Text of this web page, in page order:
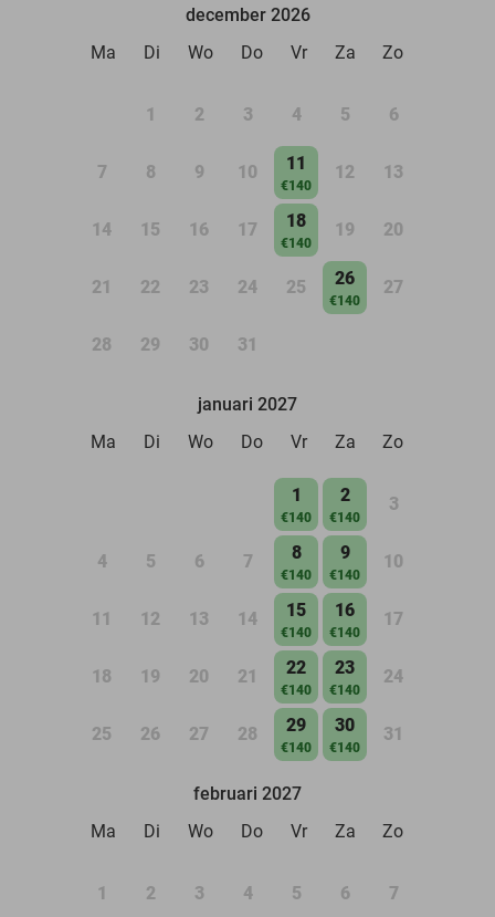
december 2026
Ma
Di Wo Do Vr Za Zo
1 2 3 4 5 6
7 8 9 10 11
€140
12 13
14 15 16 17 18
€140
19 20
21 22 23 24 25 26
€140
27
28 29 30 31
januari 2027
Ma
Di Wo Do Vr Za Zo
1
€140
2
€140
3
4 5 6 7 8
€140
9
€140
10
11 12 13 14 15
€140
16
€140
17
18 19 20 21 22
€140
23
€140
24
25 26 27 28 29
€140
30
€140
31
februari 2027
Ma
Di Wo Do Vr Za Zo
1 2 3 4 5 6 7